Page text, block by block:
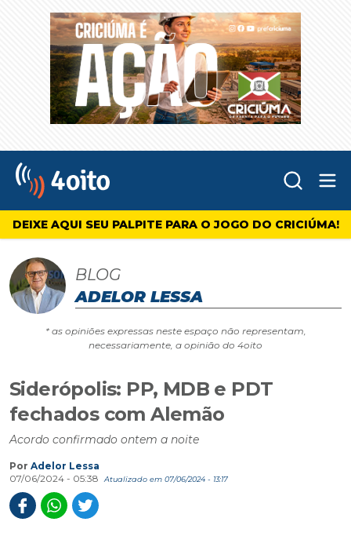
4oito
DEIXE AQUI SEU PALPITE PARA O JOGO DO CRICIÚMA!
BLOG
ADELOR LESSA
* as opiniões expressas neste espaço não representam,
necessariamente, a opinião do 4oito
Siderópolis: PP, MDB e PDT
fechados com Alemão
Acordo confirmado ontem a noite
Por Adelor Lessa
07/06/2024 - 05:38
Atualizado em 07/06/2024 - 13:17